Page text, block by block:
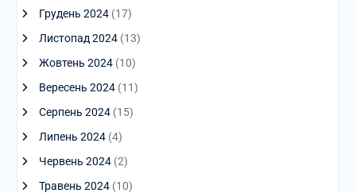
Грудень 2024(17)
Листопад 2024(13)
Жовтень 2024(10)
Вересень 2024(11)
Серпень 2024(15)
Липень 2024(4)
Червень 2024(2)
Травень 2024(10)